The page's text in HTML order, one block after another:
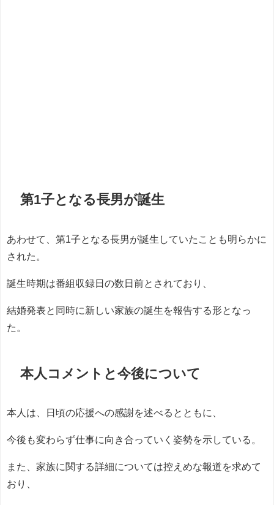
第1子となる長男が誕生
あわせて、第1子となる長男が誕生していたことも明らかに
された。
誕生時期は番組収録日の数日前とされており、
結婚発表と同時に新しい家族の誕生を報告する形となっ
た。
本人コメントと今後について
本人は、日頃の応援への感謝を述べるとともに、
今後も変わらず仕事に向き合っていく姿勢を示している。
また、家族に関する詳細については控えめな報道を求めて
おり、